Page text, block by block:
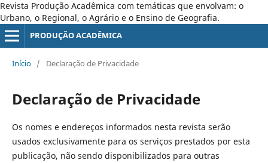
Revista Produção Acadêmica com temáticas que envolvam: o
Urbano, o Regional, o Agrário e o Ensino de Geografia.
PRODUÇÃO ACADÊMICA
Início / Declaração de Privacidade
Declaração de Privacidade
Os nomes e endereços informados nesta revista serão
usados exclusivamente para os serviços prestados por esta
publicação, não sendo disponibilizados para outras